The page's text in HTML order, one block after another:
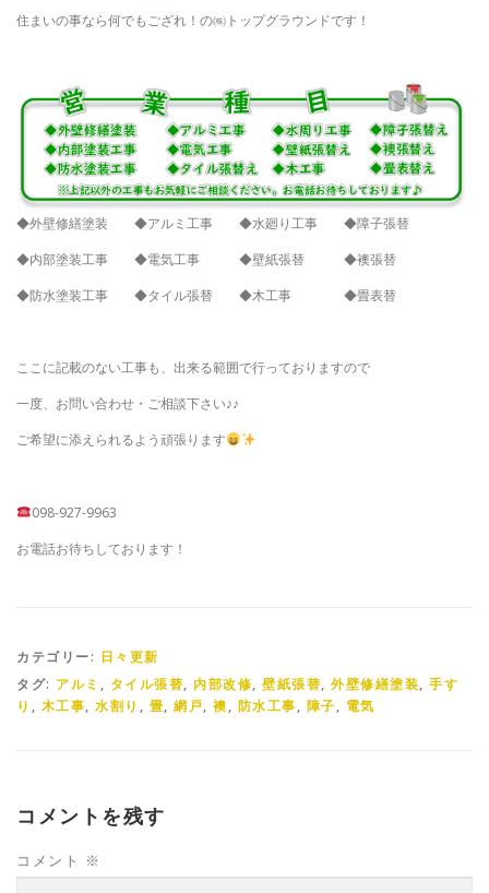
住まいの事なら何でもござれ！の㈱トップグラウンドです！
◆外壁修繕塗装 ◆アルミ工事 ◆水廻り工事 ◆障子張替
◆内部塗装工事 ◆電気工事 ◆壁紙張替 ◆襖張替
◆防水塗装工事 ◆タイル張替 ◆木工事 ◆畳表替
ここに記載のない工事も、出来る範囲で行っておりますので
一度、お問い合わせ・ご相談下さい♪♪
ご希望に添えられるよう頑張ります
098-927-9963
お電話お待ちしております！
カテゴリー: 日々更新
タグ: アルミ , タイル張替, 内部改修, 壁紙張替, 外壁修繕塗装, 手す
り , 木工事, 水割り , 畳, 網戸, 襖, 防水工事, 障子, 電気
コメントを残す
コメント ※